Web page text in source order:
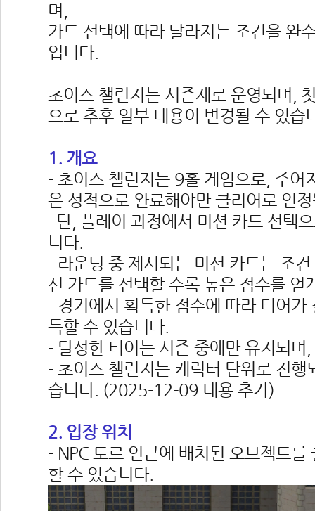
며,
카드 선택에 따라 달라지는 조건을 완
입니다.
초이스 챌린지는 시즌제로 운영되며,
으로 추후 일부 내용이 변경될 수 있습
1. 개요
- 초이스 챌린지는 9홀 게임으로, 주어
은 성적으로 완료해야만 클리어로 인
단, 플레이 과정에서 미션 카드 선택
니다.
- 라운딩 중 제시되는 미션 카드는 조
션 카드를 선택할 수록 높은 점수를 얻
- 경기에서 획득한 점수에 따라 티어
득할 수 있습니다.
- 달성한 티어는 시즌 중에만 유지되며
- 초이스 챌린지는 캐릭터 단위로 진
습니다. (2025-12-09 내용 추가)
2. 입장 위치
- NPC 토르 인근에 배치된 오브젝트
할 수 있습니다.